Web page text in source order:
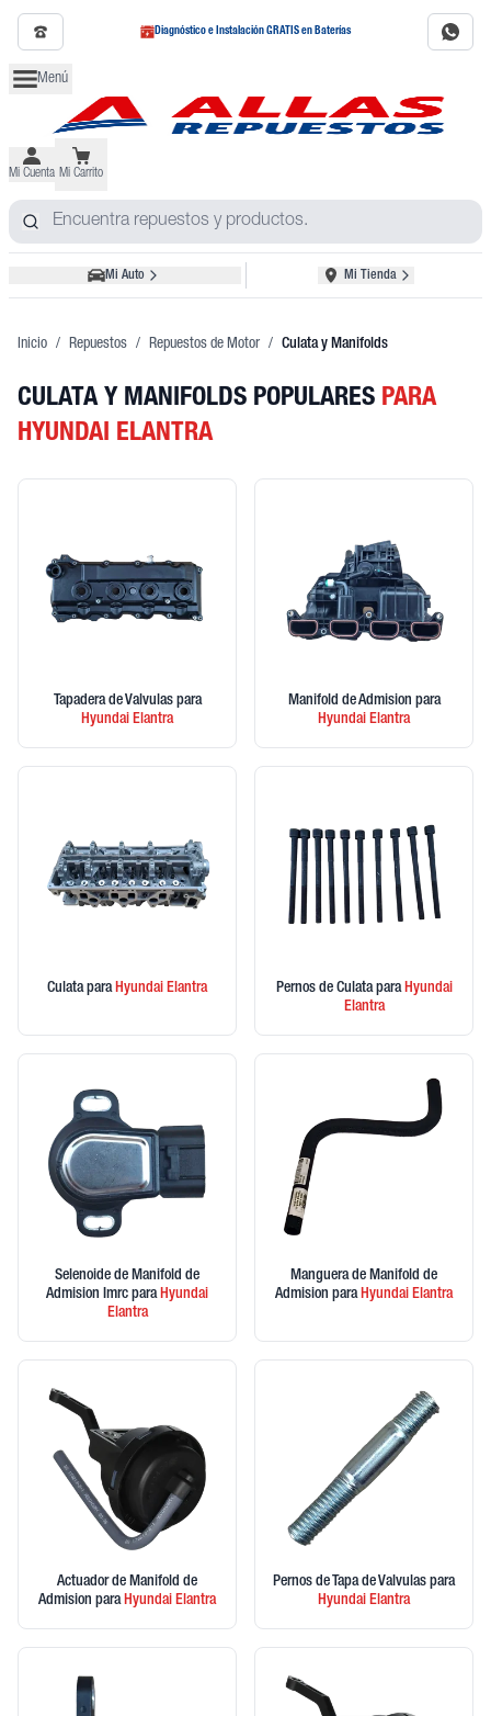
Diagnóstico e Instalación GRATIS en Baterías
Menú
Mi Cuenta Mi Carrito
Mi Auto Mi Tienda
Inicio / Repuestos / Repuestos de Motor / Culata y Manifolds
CULATA Y MANIFOLDS POPULARES PARA
HYUNDAI ELANTRA
Tapadera de Valvulas para
Hyundai Elantra
Manifold de Admision para
Hyundai Elantra
Culata paraHyundai Elantra Pernos de Culata paraHyundai
Elantra
Selenoide de Manifold de
Admision Imrc paraHyundai
Elantra
Manguera de Manifold de
Admision paraHyundai Elantra
Actuador de Manifold de
Admision paraHyundai Elantra
Pernos de Tapa de Valvulas para
Hyundai Elantra